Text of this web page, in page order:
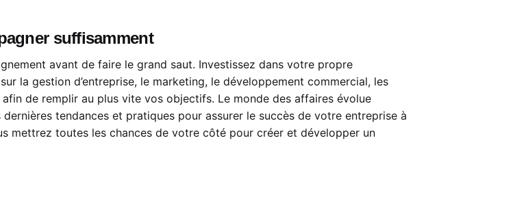
suffisamment
avant de faire le grand saut. Investissez dans votre propre
la gestion d’entreprise, le marketing, le développement commercial, les
de remplir au plus vite vos objectifs. Le monde des affaires évolue
tendances et pratiques pour assurer le succès de votre entreprise à
mettrez toutes les chances de votre côté pour créer et développer un